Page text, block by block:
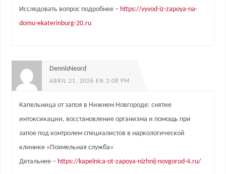
Исследовать вопрос подробнее – https://vyvod-iz-zapoya-na-
domu-ekaterinburg-20.ru
DennisNeord
ABRIL 21, 2026 EN 2:08 PM
Капельница от запоя в Нижнем Новгороде: снятие
интоксикации, восстановление организма и помощь при
запое под контролем специалистов в наркологической
клинике «Похмельная служба»
Детальнее – https://kapelnica-ot-zapoya-nizhnij-novgorod-4.ru/